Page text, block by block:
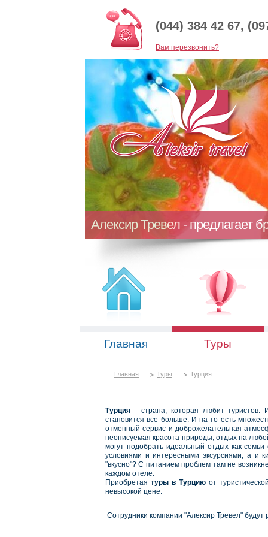
(044) 384 42 67,
Baм перезвонить?
Алексир Тревел - предлагает
Главная Туры
Главная Туры Турция
Турция - страна, которая любит туристов.
становится все больше. И на то есть
отменный сервис и доброжелательная
неописуемая красота природы, отдых на
могут подобрать идеальный отдых как
условиями и интересными эксурсиями, а и
"вкусно"? С питанием проблем там не
каждом отеле.
Приобретаятуры в Турцию от
невысокой цене.
Сотрудники компании "Алексир Тревел"